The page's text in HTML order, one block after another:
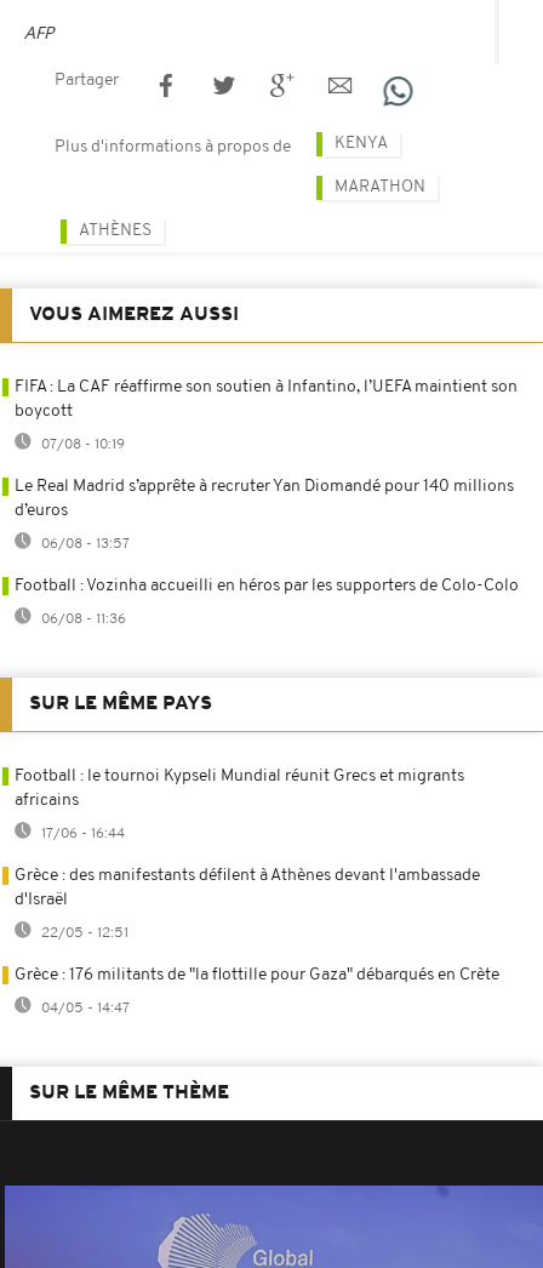
AFP
Partager
Plus d'informations à propos de KENYA
MARATHON
ATHÈNES
VOUS AIMEREZ AUSSI
FIFA : La CAF réaffirme son soutien à Infantino, l’UEFA maintient son
boycott
07/08 - 10:19
Le Real Madrid s’apprête à recruter Yan Diomandé pour 140 millions
d’euros
06/08 - 13:57
Football : Vozinha accueilli en héros par les supporters de Colo-Colo
06/08 - 11:36
SUR LE MÊME PAYS
Football : le tournoi Kypseli Mundial réunit Grecs et migrants
africains
17/06 - 16:44
Grèce : des manifestants défilent à Athènes devant l'ambassade
d'Israël
22/05 - 12:51
Grèce : 176 militants de "la flottille pour Gaza" débarqués en Crète
04/05 - 14:47
SUR LE MÊME THÈME